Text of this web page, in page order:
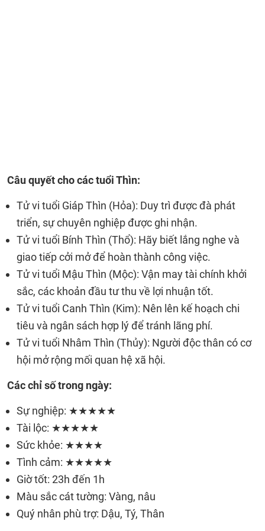
Câu quyết cho các tuổi Thìn:
Tử vi tuổi Giáp Thìn (Hỏa): Duy trì được đà phát
triển, sự chuyên nghiệp được ghi nhận.
Tử vi tuổi Bính Thìn (Thổ): Hãy biết lắng nghe và
giao tiếp cởi mở để hoàn thành công việc.
Tử vi tuổi Mậu Thìn (Mộc): Vận may tài chính khởi
sắc, các khoản đầu tư thu về lợi nhuận tốt.
Tử vi tuổi Canh Thìn (Kim): Nên lên kế hoạch chi
tiêu và ngân sách hợp lý để tránh lãng phí.
Tử vi tuổi Nhâm Thìn (Thủy): Người độc thân có cơ
hội mở rộng mối quan hệ xã hội.
Các chỉ số trong ngày:
Sự nghiệp: ★★★★★
Tài lộc: ★★★★★
Sức khỏe: ★★★★
Tình cảm: ★★★★★
Giờ tốt: 23h đến 1h
Màu sắc cát tường: Vàng, nâu
Quý nhân phù trợ: Dậu, Tý, Thân